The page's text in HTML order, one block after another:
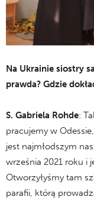
Na Ukrainie siostry
prawda? Gdzie
S. Gabriela Rohde:
pracujemy w
jest najmłodszym
września 2021 roku i
Otworzyłyśmy tam
parafii, którą